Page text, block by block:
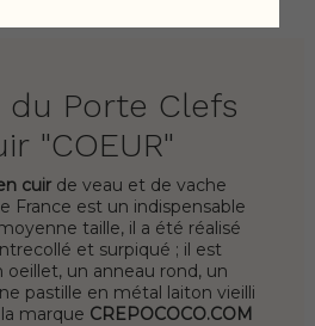
du Porte Clefs
"COEUR"
cuirde veau et de vache
France est un indispensable
taille, il a été réalisé
et surpiqué ; il est
un anneau rond, un
pastille en métal laiton vieilli
marque CREPOCOCO.COM